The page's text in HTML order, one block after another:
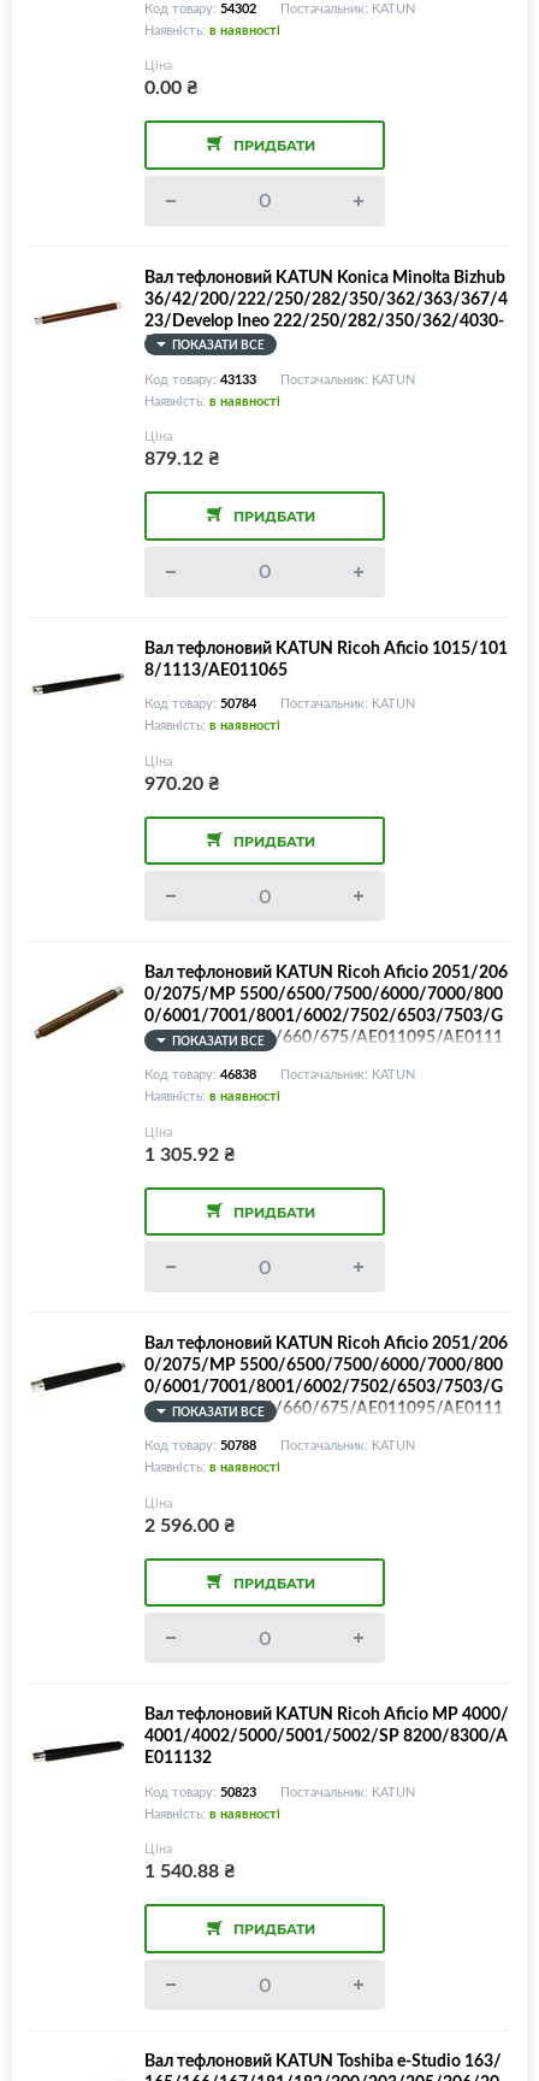
Код товару: 54302
Постачальник: KATUN
Наявність: в наявності
Ціна
0.00₴
ПРИДБАТИ
Вал тефлоновий KATUN Konica Minolta Bizhub
36/42/200/222/250/282/350/362/363/367/4
23/Develop Ineo 222/250/282/350/362/4030-
5701-01, Access
ПОКАЗАТИ ВСЕ
Код товару: 43133
Постачальник: KATUN
Наявність: в наявності
Ціна
879.12₴
ПРИДБАТИ
Вал тефлоновий KATUN Ricoh Aficio 1015/101
8/1113/AE011065
Код товару: 50784
Постачальник: KATUN
Наявність: в наявності
Ціна
970.20₴
ПРИДБАТИ
Вал тефлоновий KATUN Ricoh Aficio 2051/206
0/2075/MP 5500/6500/7500/6000/7000/800
0/6001/7001/8001/6002/7502/6503/7503/G
estetner DSm651/660/675/AE011095/AE0111
17, Access
ПОКАЗАТИ ВСЕ
Код товару: 46838
Постачальник: KATUN
Наявність: в наявності
Ціна
1 305.92₴
ПРИДБАТИ
Вал тефлоновий KATUN Ricoh Aficio 2051/206
0/2075/MP 5500/6500/7500/6000/7000/800
0/6001/7001/8001/6002/7502/6503/7503/G
estetner DSm651/660/675/AE011095/AE0111
17, Performance
ПОКАЗАТИ ВСЕ
Код товару: 50788
Постачальник: KATUN
Наявність: в наявності
Ціна
2 596.00₴
ПРИДБАТИ
Вал тефлоновий KATUN Ricoh Aficio MP 4000/
4001/4002/5000/5001/5002/SP 8200/8300/A
E011132
Код товару: 50823
Постачальник: KATUN
Наявність: в наявності
Ціна
1 540.88₴
ПРИДБАТИ
Вал тефлоновий KATUN Toshiba e-Studio 163/